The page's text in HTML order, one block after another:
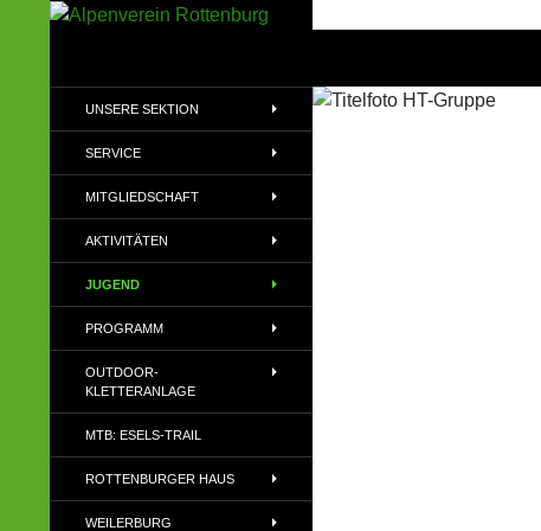
Alpenvereins (DAV) e.V
UNSERE SEKTION
SERVICE
MITGLIEDSCHAFT
AKTIVITÄTEN
JUGEND
PROGRAMM
OUTDOOR-
KLETTERANLAGE
MTB: ESELS-TRAIL
ROTTENBURGER HAUS
WEILERBURG